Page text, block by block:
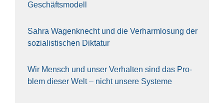
Geschäfts­mo­dell
Sahra Wagen­knecht und die Ver­harm­lo­sung der
sozia­lis­ti­schen Dik­ta­tur
Wir Mensch und unser Ver­hal­ten sind das Pro­
blem die­ser Welt – nicht unse­re Sys‍te‍me